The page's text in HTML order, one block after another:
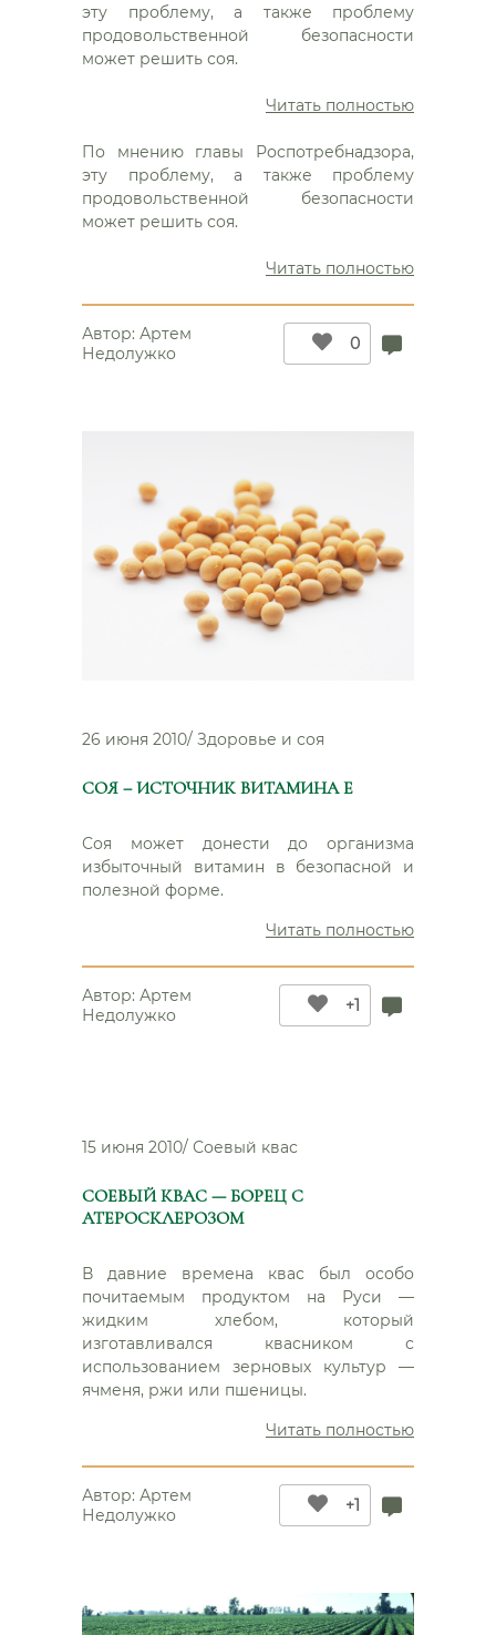
эту проблему, а также проблему
продовольственной безопасности
может решить соя.
Читать полностью“Геннадий
как
у
По мнению главы Роспотребнадзора,
эту проблему, а также проблему
продовольственной безопасности
может решить соя.
Читать полностью“Геннадий
Автор: Артем
Недолужко
0
26 июня 2010/ Здоровье и соя
СОЯ – ИСТОЧНИК ВИТАМИНА Е
Соя может донести до организма
избыточный витамин в безопасной и
полезной форме.
Читать полностью“Соя
Автор: Артем
Недолужко
+1
15 июня 2010/ Соевый квас
СОЕВЫЙ КВАС — БОРЕЦ С
АТЕРОСКЛЕРОЗОМ
В давние времена квас был особо
почитаемым продуктом на Руси —
жидким хлебом, который
изготавливался квасником с
использованием зерновых культур —
ячменя, ржи или пшеницы.
Читать полностью“Соевый
Автор: Артем
Недолужко
+1